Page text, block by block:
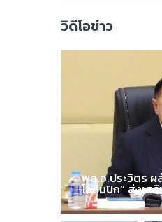
วิดีโอข่าว
พล.อ.ประวิตร ผ
โอลิมปิก” ส่งเส